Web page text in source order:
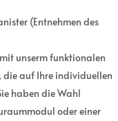
(Entnehmen des
unserm funktionalen
auf Ihre individuellen
haben die Wahl
oder einer